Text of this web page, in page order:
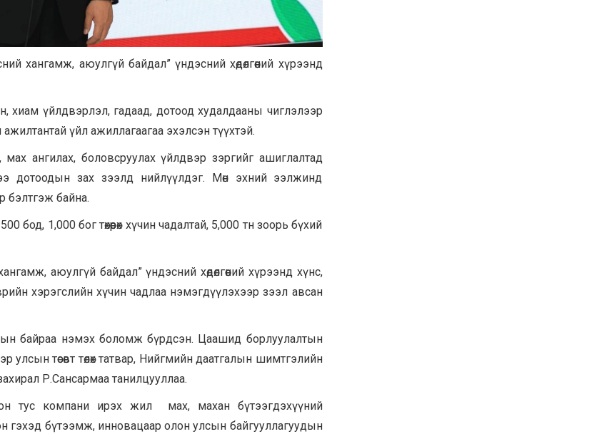
хангамж, аюулгүй байдал” үндэсний хөдөлгөөний хүрээнд
хиам үйлдвэрлэл, гадаад, дотоод худалдааны чиглэлээр
ажилтантай үйл ажиллагаагаа эхэлсэн түүхтэй.
ангилах, боловсруулах үйлдвэр зэргийг ашиглалтад
дотоодын зах зээлд нийлүүлдэг. Мөн эхний ээлжинд
бэлтгэж байна.
1,000 бог төхөөрөх хүчин чадалтай, 5,000 тн зоорь бүхий
аюулгүй байдал” үндэсний хөдөлгөөний хүрээнд хүнс,
хэрэгслийн хүчин чадлаа нэмэгдүүлэхээр зээл авсан
байраа нэмэх боломж бүрдсэн. Цаашид борлуулалтын
төсөвт төлөх татвар, Нийгмийн даатгалын шимтгэлийн
Р.Сансармаа танилцууллаа.
тус компани ирэх жил мах, махан бүтээгдэхүүний
гэхэд бүтээмж, инновацаар олон улсын байгууллагуудын